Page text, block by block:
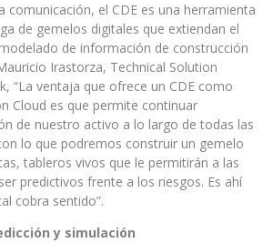
comunicación, el CDE es una herramienta
de gemelos digitales que extiendan el
de información de construcción
Irastorza, Technical Solution
“La ventaja que ofrece un CDE como
Cloud es que permite continuar
de nuestro activo a lo largo de todas las
lo que podremos construir un gemelo
tableros vivos que le permitirán a las
predictivos frente a los riesgos. Es ahí
cobra sentido”.
y simulación